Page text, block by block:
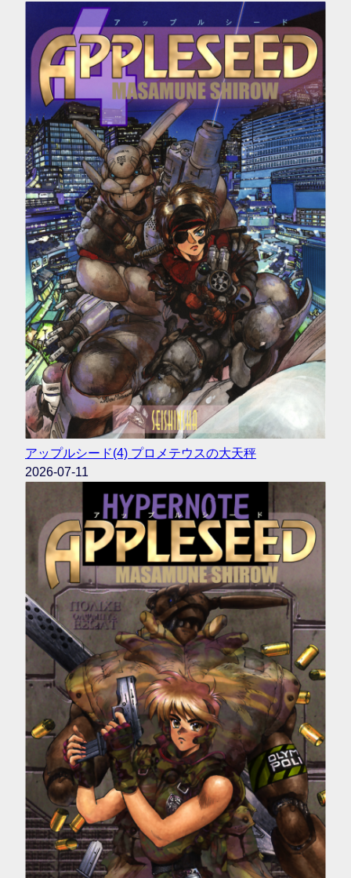
アップルシード(4) プロメテウスの大天秤
2026-07-11